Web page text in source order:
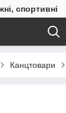
спортивні
Канцтовари